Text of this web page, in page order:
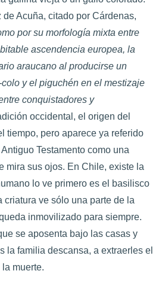
Acuña, citado por Cárdenas,
por su morfología mixta entre
ascendencia europea, la
araucano al producirse un
y el piguchén en el mestizaje
conquistadores y
occidental, el origen del
tiempo, pero aparece ya referido
Testamento como una
mira sus ojos. En Chile, existe la
lo ve primero es el basilisco
criatura ve sólo una parte de la
inmovilizado para siempre.
se aposenta bajo las casas y
la familia descansa, a extraerles el
muerte.